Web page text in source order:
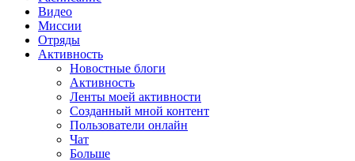
Видео
Миссии
Отряды
Активность
Новостные блоги
Активность
Ленты моей активности
Созданный мной контент
Пользователи онлайн
Чат
Больше